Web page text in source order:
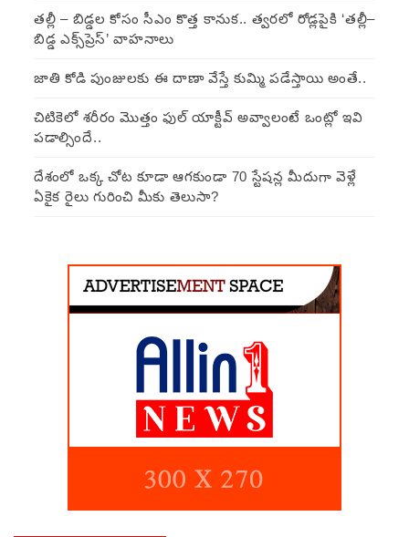
తల్లీ – బిడ్డల కోసం సీఎం కొత్త కానుక.. త్వరలో రోడ్లపైకి ‘తల్లీ–
బిడ్డ ఎక్స్‌ప్రెస్’ వాహనాలు
జాతి కోడి పుంజులకు ఈ దాణా వేస్తే కుమ్మి పడేస్తాయి అంతే..
చిటికెలో శరీరం మొత్తం ఫుల్ యాక్టీవ్ అవ్వాలంటే ఒంట్లో ఇవి
పడాల్సిందే..
దేశంలో ఒక్క చోట కూడా ఆగకుండా 70 స్టేషన్ల మీదుగా వెళ్లే
ఏకైక రైలు గురించి మీకు తెలుసా?